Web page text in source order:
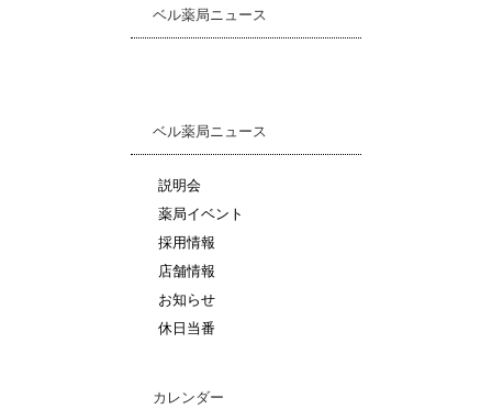
ベル薬局ニュース
ベル薬局ニュース
説明会
薬局イベント
採用情報
店舗情報
お知らせ
休日当番
カレンダー